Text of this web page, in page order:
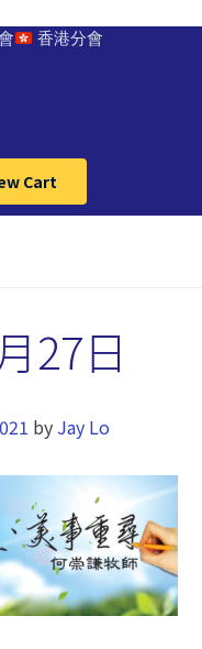
香港分會
Cart
27日
by Jay Lo